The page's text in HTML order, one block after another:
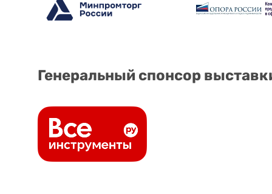
Генеральный спонсор